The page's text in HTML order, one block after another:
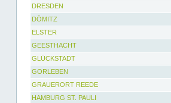
DRESDEN
DÖMITZ
ELSTER
GEESTHACHT
GLÜCKSTADT
GORLEBEN
GRAUERORT REEDE
HAMBURG ST. PAULI